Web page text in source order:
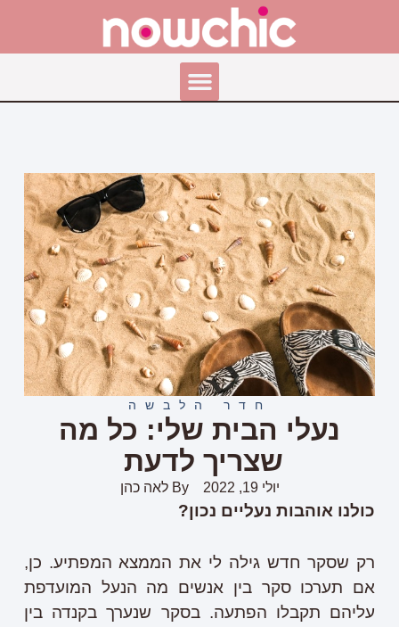
חדר הלבשה
נעלי הבית שלי: כל מה
שצריך לדעת
יולי 19, 2022 By לאה כהן
כולנו אוהבות נעליים נכון?
רק שסקר חדש גילה לי את הממצא המפתיע. כן,
אם תערכו סקר בין אנשים מה הנעל המועדפת
עליהם תקבלו הפתעה. בסקר שנערך בקנדה בין